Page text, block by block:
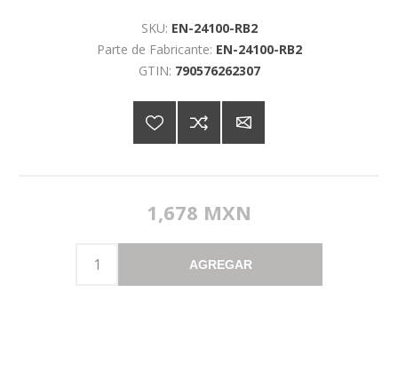
SKU: EN-24100-RB2
Parte de Fabricante: EN-24100-RB2
GTIN: 790576262307
1,678 MXN
AGREGAR